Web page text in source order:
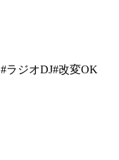
#ラジオDJ#改変OK